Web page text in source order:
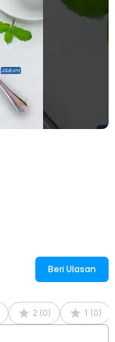
kenyamanan saat
proses
minuman pun
tahan karat dan
Material ini juga
Permukaannya
meski
Beri Ulasan
2 (0) 1 (0)